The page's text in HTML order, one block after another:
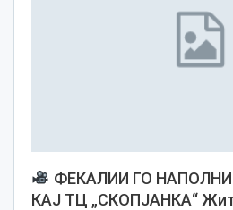
ФЕКАЛИИ ГО
КАЈ ТЦ „СКОПЈАНКА“